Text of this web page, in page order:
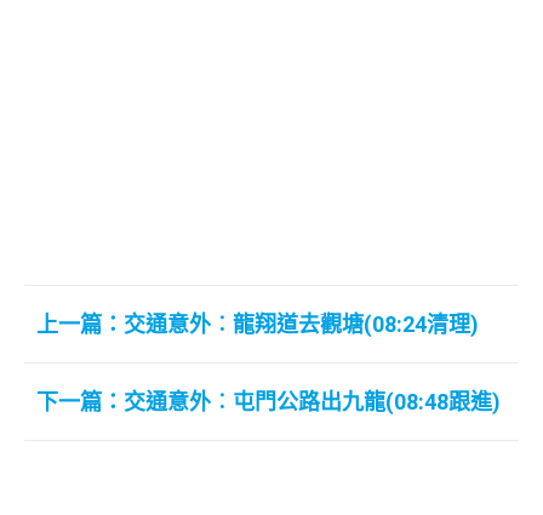
上一篇：交通意外︰龍翔道去觀塘(08:24清理)
下一篇：交通意外︰屯門公路出九龍(08:48跟進)